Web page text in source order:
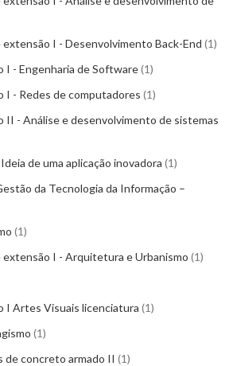
I - Desenvolvimento Back-End 1
I - Engenharia de Software 1
I - Redes de computadores 1
II - Análise e desenvolvimento de sistemas
de uma aplicação inovadora 1
da Tecnologia da Informação –
1
I - Arquitetura e Urbanismo 1
I Artes Visuais licenciatura 1
1
de concreto armado II 1